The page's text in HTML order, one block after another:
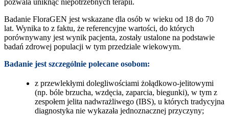
pozwala uniknąć niepotrzebnych terapii.
Badanie FloraGEN jest wskazane dla osób w wieku od 18 do 70
lat. Wynika to z faktu, że referencyjne wartości, do których
porównywany jest wynik pacjenta, zostały ustalone na podstawie
badań zdrowej populacji w tym przedziale wiekowym.
Badanie jest szczególnie polecane osobom:
z przewlekłymi dolegliwościami żołądkowo-jelitowymi
(np. bóle brzucha, wzdęcia, zaparcia, biegunki), w tym z
zespołem jelita nadwrażliwego (IBS), u których tradycyjna
diagnostyka nie wykazała jednoznacznej przyczyny;